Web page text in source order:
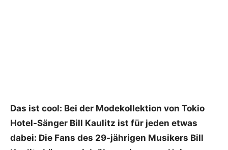
Das ist cool: Bei der Modekollektion von Tokio
Hotel-Sänger Bill Kaulitz ist für jeden etwas
dabei: Die Fans des 29-jährigen Musikers Bill